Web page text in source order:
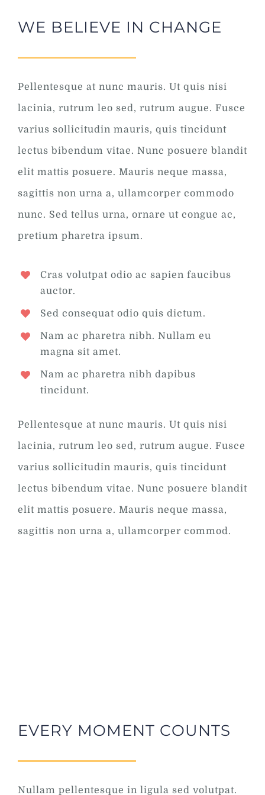
WE BELIEVE IN CHANGE
Pellentesque at nunc mauris. Ut quis nisi
lacinia, rutrum leo sed, rutrum augue. Fusce
varius sollicitudin mauris, quis tincidunt
lectus bibendum vitae. Nunc posuere blandit
elit mattis posuere. Mauris neque massa,
sagittis non urna a, ullamcorper commodo
nunc. Sed tellus urna, ornare ut congue ac,
pretium pharetra ipsum.
Cras volutpat odio ac sapien faucibus
auctor.
Sed consequat odio quis dictum.
Nam ac pharetra nibh. Nullam eu
magna sit amet.
Nam ac pharetra nibh dapibus
tincidunt.
Pellentesque at nunc mauris. Ut quis nisi
lacinia, rutrum leo sed, rutrum augue. Fusce
varius sollicitudin mauris, quis tincidunt
lectus bibendum vitae. Nunc posuere blandit
elit mattis posuere. Mauris neque massa,
sagittis non urna a, ullamcorper commod.
EVERY MOMENT COUNTS
Nullam pellentesque in ligula sed volutpat.